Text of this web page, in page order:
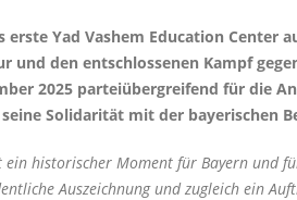
Yad Vashem Education
den entschlossenen Kampf
2025 parteiübergreifend für die
Solidarität mit der bayerischen
historischer Moment für Bayern und
Auszeichnung und zugleich ein